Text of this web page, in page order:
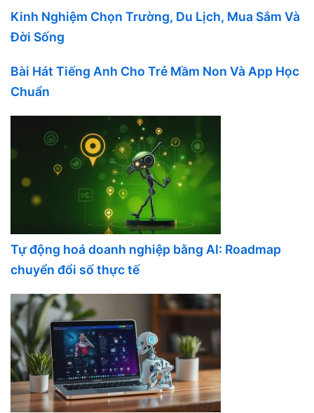
Kinh Nghiệm Chọn Trường, Du Lịch, Mua Sắm Và
Đời Sống
Bài Hát Tiếng Anh Cho Trẻ Mầm Non Và App Học
Chuẩn
Tự động hoá doanh nghiệp bằng AI: Roadmap
chuyển đổi số thực tế